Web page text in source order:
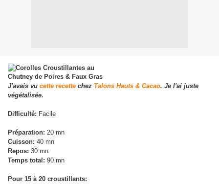
J'avais vu cette recette chez Talons Hauts & Cacao. Je l'ai juste
végétalisée.
Difficulté: Facile
Préparation: 20 mn
Cuisson: 40 mn
Repos: 30 mn
Temps total: 90 mn
Pour 15 à 20 croustillants: